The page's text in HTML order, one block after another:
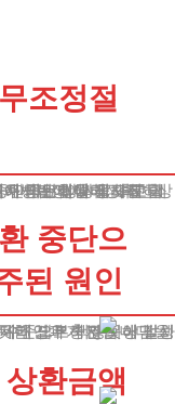
조정절
과 현실적인 납부계획 수립이 매우 중요합니다.
중단으
된 원인
를 제대로 이해하지 못한 경우가 많습니다.
환금액